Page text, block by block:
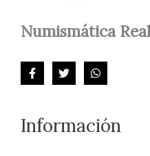
NumismáticaReal
Información